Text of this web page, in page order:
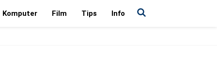
Komputer Film Tips Info